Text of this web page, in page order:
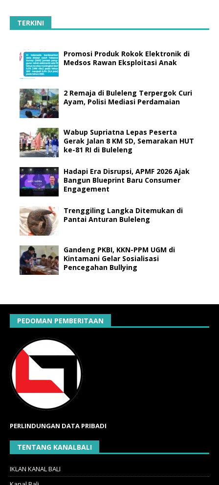
TERKINI
Promosi Produk Rokok Elektronik di
Medsos Rawan Eksploitasi Anak
2 Remaja di Buleleng Terpergok Curi
Ayam, Polisi Mediasi Perdamaian
Wabup Supriatna Lepas Peserta
Gerak Jalan 8 KM SD, Semarakan HUT
ke-81 RI di Buleleng
Hadapi Era Disrupsi, APMF 2026 Ajak
Bangun Blueprint Baru Consumer
Engagement
Trenggiling Langka Ditemukan di
Pantai Anturan Buleleng
Gandeng PKBI, KKN-PPM UGM di
Kintamani Gelar Sosialisasi
Pencegahan Bullying
PEDOMAN PEMBERITAAN
PERLINDUNGAN DATA PRIBADI
TENTANG KANALBALI
IKLAN KANAL BALI